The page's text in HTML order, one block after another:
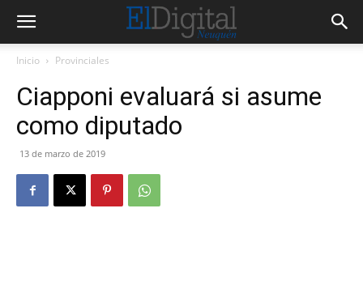
Inicio Provinciales
Ciapponi evaluará si asume
como diputado
13 de marzo de 2019